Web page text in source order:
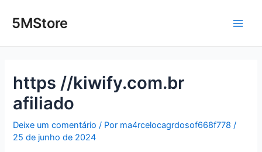
para5MStore
https //kiwify.com.br
afiliado
Deixe um comentário / Por ma4rcelocagrdosof668f778/
25 de junho de 2024
navigation